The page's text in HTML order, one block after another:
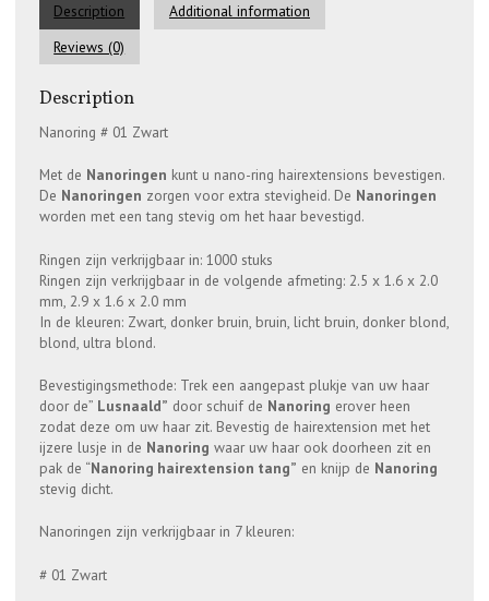
Description
Additional information
Reviews (0)
Description
Nanoring # 01 Zwart
Met de Nanoringen kunt u nano-ring hairextensions bevestigen.
De Nanoringen zorgen voor extra stevigheid. De Nanoringen
worden met een tang stevig om het haar bevestigd.
Ringen zijn verkrijgbaar in: 1000 stuks
Ringen zijn verkrijgbaar in de volgende afmeting: 2.5 x 1.6 x 2.0
mm, 2.9 x 1.6 x 2.0 mm
In de kleuren: Zwart, donker bruin, bruin, licht bruin, donker blond,
blond, ultra blond.
Bevestigingsmethode: Trek een aangepast plukje van uw haar
door de” Lusnaald” door schuif de Nanoring erover heen
zodat deze om uw haar zit. Bevestig de hairextension met het
ijzere lusje in de Nanoring waar uw haar ook doorheen zit en
pak de “Nanoring hairextension tang” en knijp de Nanoring
stevig dicht.
Nanoringen zijn verkrijgbaar in 7 kleuren:
# 01 Zwart